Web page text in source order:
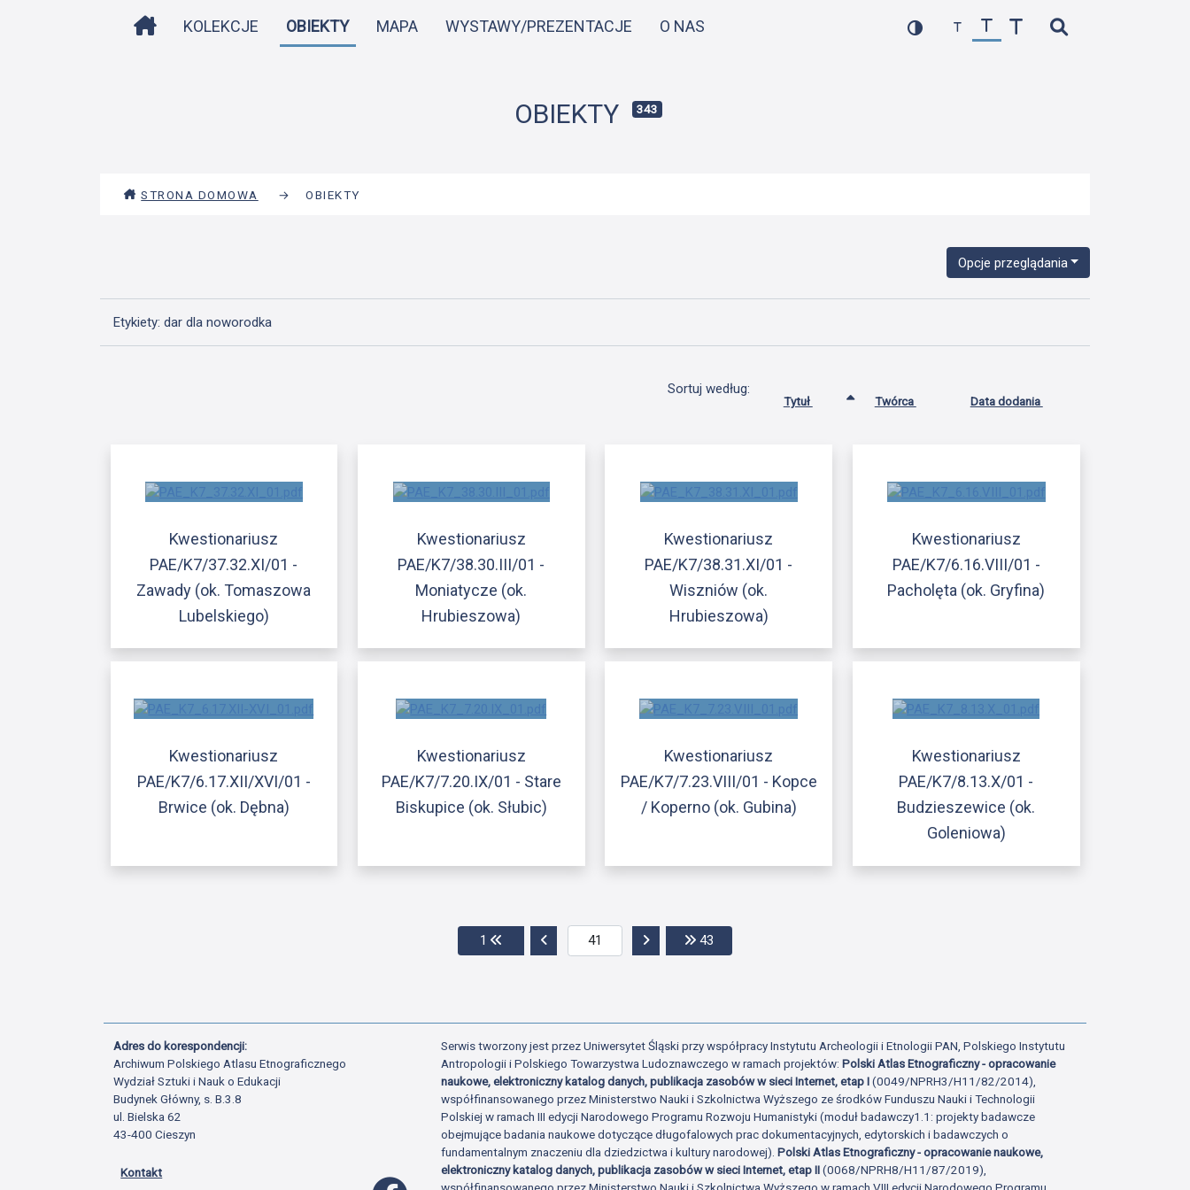
do
STRONA DOMOWA
KOLEKCJE OBIEKTY MAPA WYSTAWY/PREZENTACJE O NAS
OBIEKTY 343
STRONA DOMOWA → OBIEKTY
Opcje przeglądania
Etykiety: dar dla noworodka
Sortuj według:
Tytuł Twórca Data dodania
Kwestionariusz
PAE/K7/37.32.XI/01 -
Zawady (ok. Tomaszowa
Lubelskiego)
Kwestionariusz
PAE/K7/38.30.III/01 -
Moniatycze (ok.
Hrubieszowa)
Kwestionariusz
PAE/K7/38.31.XI/01 -
Wiszniów (ok.
Hrubieszowa)
Kwestionariusz
PAE/K7/6.16.VIII/01 -
Pacholęta (ok. Gryfina)
Kwestionariusz
PAE/K7/6.17.XII/XVI/01 -
Brwice (ok. Dębna)
Kwestionariusz
PAE/K7/7.20.IX/01 - Stare
Biskupice (ok. Słubic)
Kwestionariusz
PAE/K7/7.23.VIII/01 - Kopce
/ Koperno (ok. Gubina)
Kwestionariusz
PAE/K7/8.13.X/01 -
Budzieszewice (ok.
Goleniowa)
1 Przejdź do pierwszej strony
Przejdź do poprzedniej stronyPrzejdź do następnej strony
43
Adres do korespondencji:
Archiwum Polskiego Atlasu Etnograficznego
Wydział Sztuki i Nauk o Edukacji
Budynek Główny, s. B.3.8
ul. Bielska 62
43-400 Cieszyn
Kontakt
Profil Facebook
Serwis tworzony jest przez Uniwersytet Śląski przy współpracy Instytutu Archeologii i Etnologii PAN, Polskiego Instytutu
Antropologii i Polskiego Towarzystwa Ludoznawczego w ramach projektów:Polski Atlas Etnograficzny - opracowanie
naukowe, elektroniczny katalog danych, publikacja zasobów w sieci Internet, etap I(0049/NPRH3/H11/82/2014),
współfinansowanego przez Ministerstwo Nauki i Szkolnictwa Wyższego ze środków Funduszu Nauki i Technologii
Polskiej w ramach III edycji Narodowego Programu Rozwoju Humanistyki (moduł badawczy1.1: projekty badawcze
obejmujące badania naukowe dotyczące długofalowych prac dokumentacyjnych, edytorskich i badawczych o
fundamentalnym znaczeniu dla dziedzictwa i kultury narodowej).Polski Atlas Etnograficzny - opracowanie naukowe,
elektroniczny katalog danych, publikacja zasobów w sieci Internet, etap II(0068/NPRH8/H11/87/2019),
współfinansowanego przez Ministerstwo Nauki i Szkolnictwa Wyższego w ramach VIII edycji Narodowego Programu